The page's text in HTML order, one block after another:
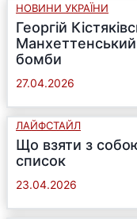
НОВИНИ УКРАЇНИ
Георгій
Манхеттенський
бомби
27.04.2026
ЛАЙФСТАЙЛ
Що взяти з
список
23.04.2026